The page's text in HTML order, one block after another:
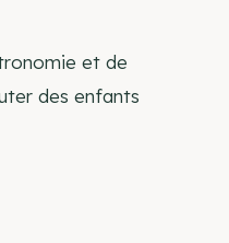
et de
des enfants